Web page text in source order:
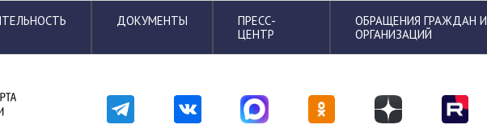
ДОКУМЕНТЫ
ПРЕСС-
ЦЕНТР
ОБРАЩЕНИЯ ГРАЖДАН И
ОРГАНИЗАЦИЙ